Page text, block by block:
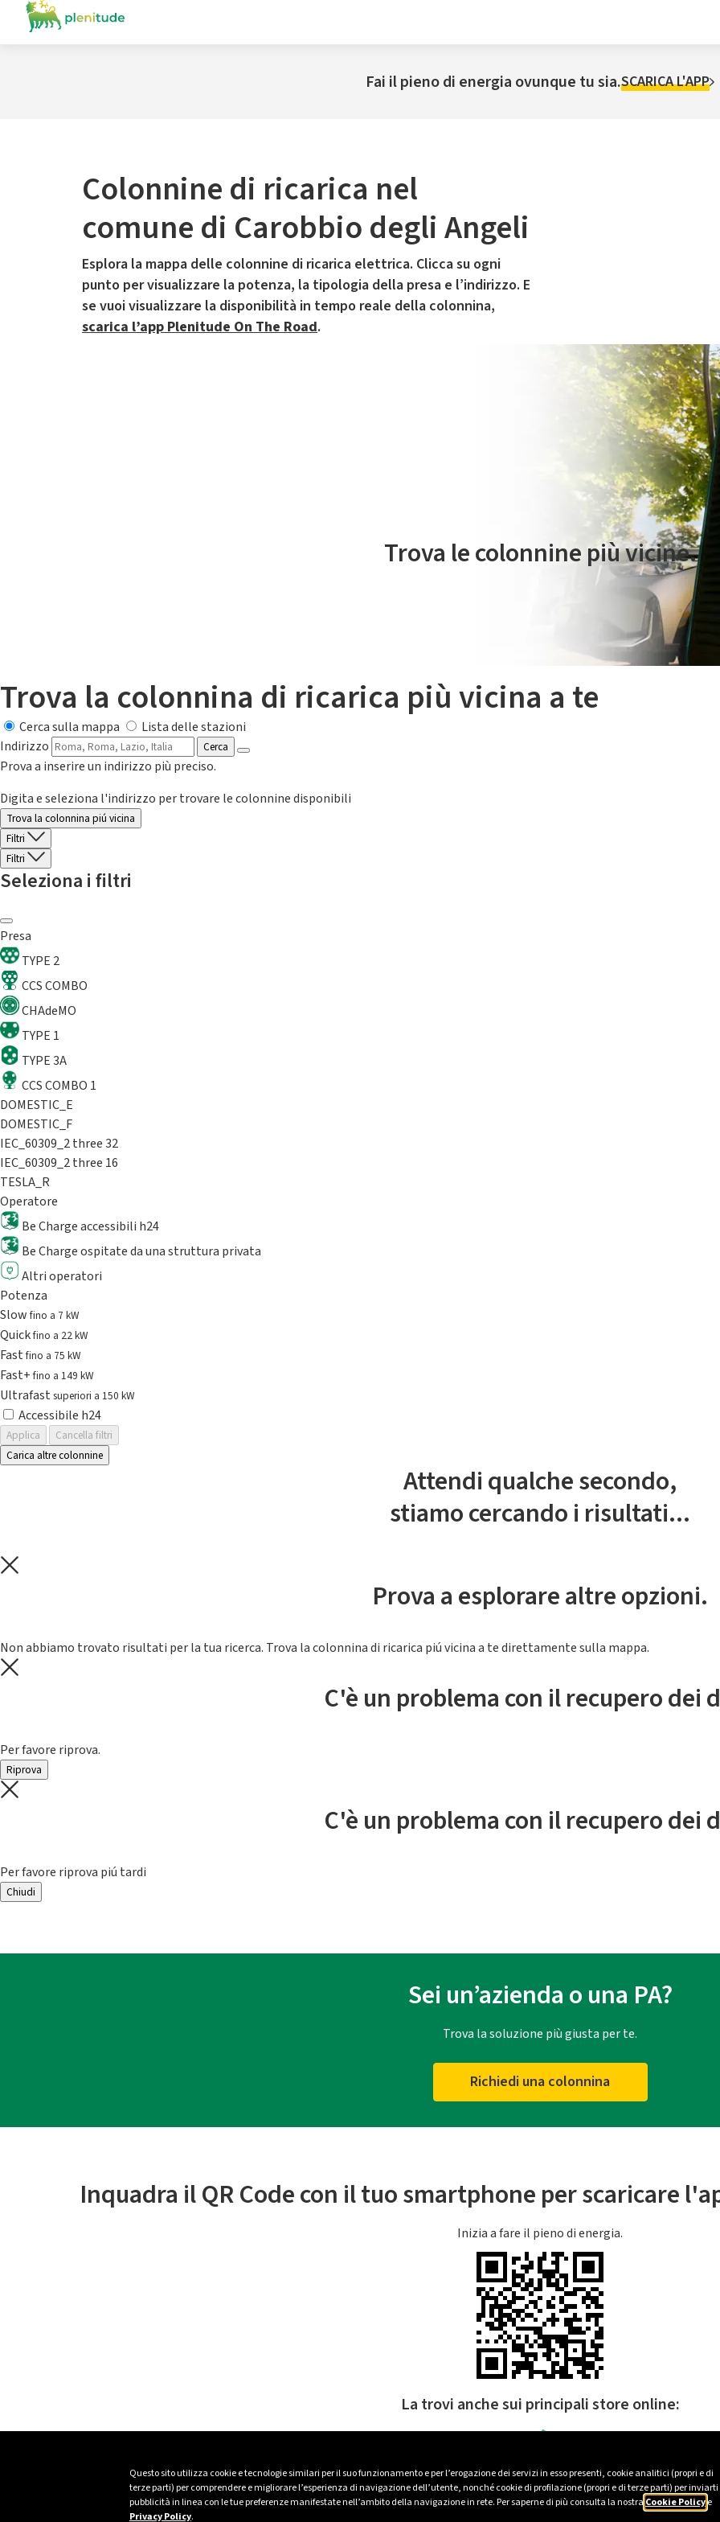
Questo sito utilizza cookie e tecnologie similari per il suo funzionamento e per l’erogazione dei servizi in esso presenti, cookie analitici (propri e di
terze parti) per comprendere e migliorare l’esperienza di navigazione dell’utente, nonché cookie di profilazione (propri e di terze parti) per inviarti
pubblicità in linea con le tue preferenze manifestate nell’ambito della navigazione in rete. Per saperne di più consulta la nostra Cookie Policye
Privacy Policy.
Fai il pieno di energia ovunque tu sia.SCARICA L'APP
Colonnine di ricarica nel
comune di Carobbio degli Angeli
Esplora la mappa delle colonnine di ricarica elettrica. Clicca su ogni
punto per visualizzare la potenza, la tipologia della presa e l’indirizzo. E
se vuoi visualizzare la disponibilità in tempo reale della colonnina,
scarica l’app Plenitude On The Road.
Il servizio di mobilità elettrica è gestito da Plenitude On The Road
Trova le colonnine più vicine.
Trova la colonnina di ricarica più vicina a te
Cerca sulla mappa
Lista delle stazioni
Indirizzo
Cerca
Prova a inserire un indirizzo più preciso.
Digita e seleziona l'indirizzo per trovare le colonnine disponibili
Trova la colonnina piú vicina
Filtri
Filtri
Seleziona i filtri
Presa
TYPE 2
CCS COMBO
CHAdeMO
TYPE 1
TYPE 3A
CCS COMBO 1
DOMESTIC_E
DOMESTIC_F
IEC_60309_2 three 32
IEC_60309_2 three 16
TESLA_R
Operatore
Be Charge accessibili h24
Be Charge ospitate da una struttura privata
Altri operatori
Potenza
Slowfino a 7 kW
Quickfino a 22 kW
Fastfino a 75 kW
Fast+fino a 149 kW
Ultrafast superiori a 150 kW
Accessibile h24
Applica
Cancella filtri
Carica altre colonnine
Attendi qualche secondo,
stiamo cercando i risultati...
Prova a esplorare altre opzioni.
Non abbiamo trovato risultati per la tua ricerca. Trova la colonnina di ricarica piú vicina a te direttamente sulla mappa.
C'è un problema con il recupero dei
Per favore riprova.
Riprova
C'è un problema con il recupero dei
Per favore riprova piú tardi
Chiudi
Sei un’azienda o una PA?
Trova la soluzione più giusta per te.
Richiedi una colonnina
Inquadra il QR Code con il tuo smartphone per scaricare
Inizia a fare il pieno di energia.
La trovi anche sui principali store online: